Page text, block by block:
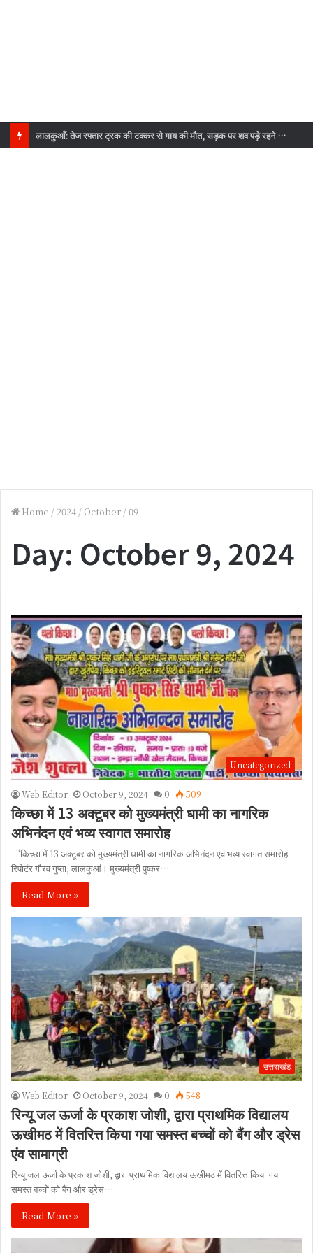
लालकुआँ: तेज रफ्तार ट्रक की टक्कर से गाय की मौत, सड़क पर शव पड़े रहने से लोगों में फूटा गुस्सा
Home /2024 / October /09
Day: October 9, 2024
Uncategorized
Web Editor October 9, 2024 0 509
किच्छा में 13 अक्टूबर को मुख्यमंत्री धामी का नागरिक
अभिनंदन एवं भव्य स्वागत समारोह
“किच्छा में 13 अक्टूबर को मुख्यमंत्री धामी का नागरिक अभिनंदन एवं भव्य स्वागत समारोह”
रिपोर्टर गौरव गुप्ता, लालकुआं। मुख्यमंत्री पुष्कर…
Read More »
उत्तराखंड
Web Editor October 9, 2024 0 548
रिन्यू जल ऊर्जा के प्रकाश जोशी, द्वारा प्राथमिक विद्यालय
ऊखीमठ में वितरित्त किया गया समस्त बच्चों को बैंग और ड्रेस
एंव सामाग्री
रिन्यू जल ऊर्जा के प्रकाश जोशी, द्वारा प्राथमिक विद्यालय ऊखीमठ में वितरित्त किया गया
समस्त बच्चों को बैंग और ड्रेस…
Read More »